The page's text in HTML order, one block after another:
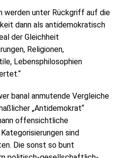
werden unter Rückgriff auf die
dann als antidemokratisch
der Gleichheit
Religionen,
Lebensphilosophien
banal anmutende Vergleiche
„Antidemokrat“
offensichtliche
sind
Die sonst so bunt